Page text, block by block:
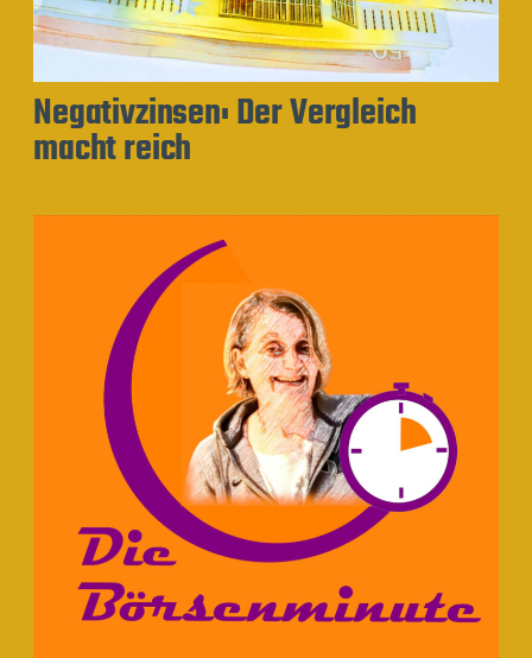
Negativzinsen: Der Vergleich
macht reich